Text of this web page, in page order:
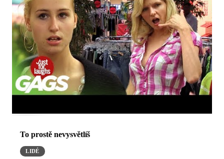
To prostě nevysvětlíš
LIDÉ